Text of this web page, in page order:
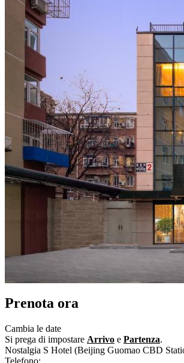
Prenota ora
Cambia le date
Si prega di impostare Arrivo e Partenza.
Nostalgia S Hotel (Beijing Guomao CBD
Telefono: